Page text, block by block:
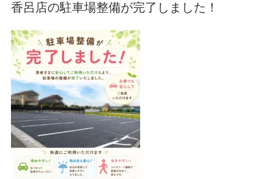
香呂店の駐車場整備が完了しました！